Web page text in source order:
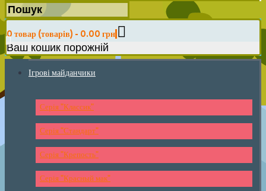
0 товар (товарів) - 0.00 грн
Ваш кошик порожній
Ігрові майданчики
Серія "Классик"
Серія "Стандарт"
Серія "Крепость"
Серія "Красный мак"